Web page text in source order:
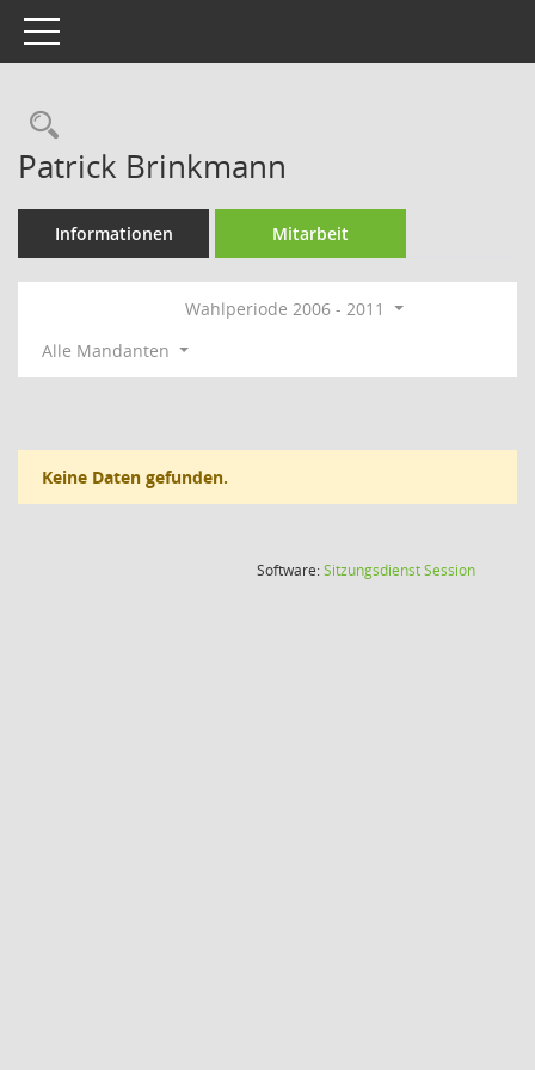
Toggle navigation
Rechercheauswahl
Patrick Brinkmann
Informationen Mitarbeit
Wahlperiode 2006 - 2011
Alle Mandanten
Keine Daten gefunden.
Software:SitzungsdienstSession(Wird in